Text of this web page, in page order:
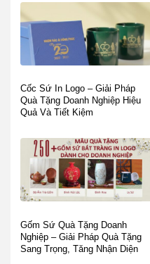
Cốc Sứ In Logo – Giải Pháp
Quà Tặng Doanh Nghiệp Hiệu
Quả Và Tiết Kiệm
Gốm Sứ Quà Tặng Doanh
Nghiệp – Giải Pháp Quà Tặng
Sang Trọng, Tăng Nhận Diện